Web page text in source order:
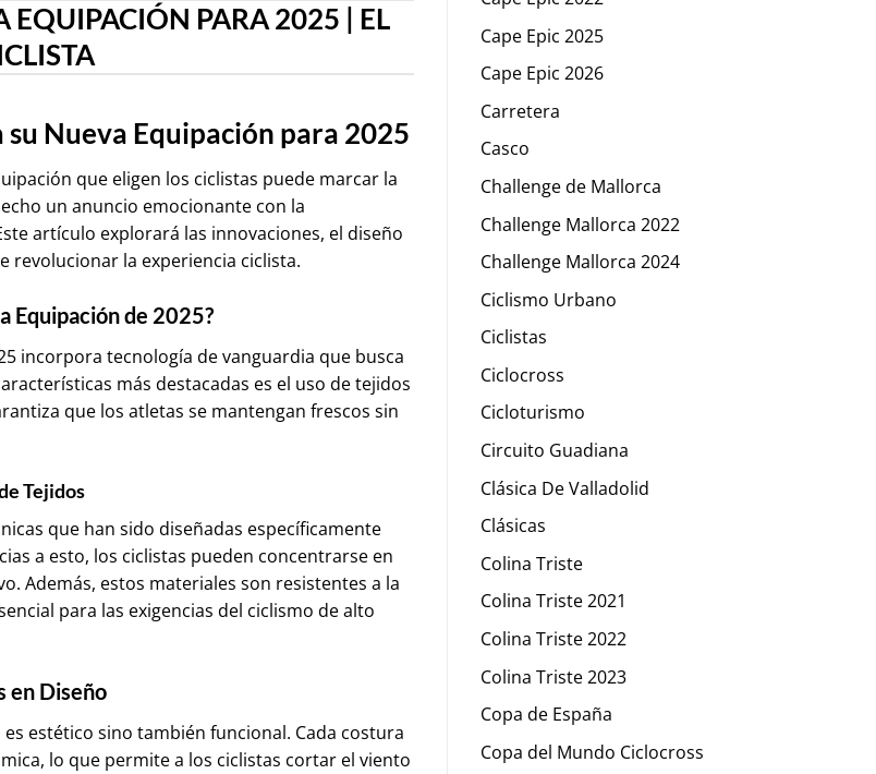
EQUIPACIÓN PARA 2025 | EL
Nueva Equipación para 2025
que eligen los ciclistas puede marcar la
un anuncio emocionante con la
artículo explorará las innovaciones, el diseño
revolucionar la experiencia ciclista.
Equipación de 2025?
incorpora tecnología de vanguardia que busca
más destacadas es el uso de tejidos
que los atletas se mantengan frescos sin
Tejidos
que han sido diseñadas específicamente
a esto, los ciclistas pueden concentrarse en
Además, estos materiales son resistentes a la
para las exigencias del ciclismo de alto
en Diseño
estético sino también funcional. Cada costura
lo que permite a los ciclistas cortar el viento
Cape Epic 2025
Cape Epic 2026
Carretera
Casco
Challenge de Mallorca
Challenge Mallorca 2022
Challenge Mallorca 2024
Ciclismo Urbano
Ciclistas
Ciclocross
Cicloturismo
Circuito Guadiana
Clásica De Valladolid
Clásicas
Colina Triste
Colina Triste 2021
Colina Triste 2022
Colina Triste 2023
Copa de España
Copa del Mundo Ciclocross